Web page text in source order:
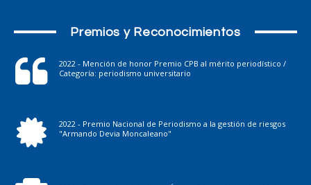
Premios y Reconocimientos
2022 - Mención de honor Premio CPB al mérito periodístico /
Categoría: periodismo universitario
2022 - Premio Nacional de Periodismo a la gestión de riesgos
"Armando Devia Moncaleano"